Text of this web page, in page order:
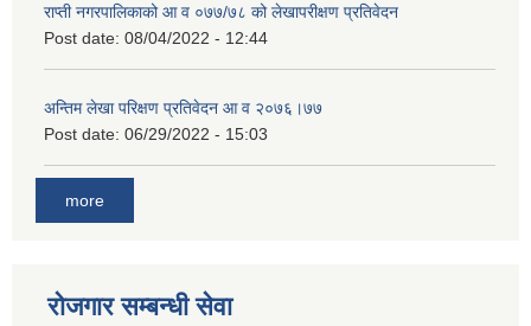
राप्ती नगरपालिकाको आ व ०७७/७८ को लेखापरीक्षण प्रतिवेदन
Post date: 08/04/2022 - 12:44
अन्तिम लेखा परिक्षण प्रतिवेदन आ व २०७६।७७
Post date: 06/29/2022 - 15:03
more
रोजगार सम्बन्धी सेवा